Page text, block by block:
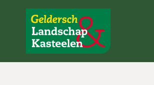
Geldersch
Landschap
en